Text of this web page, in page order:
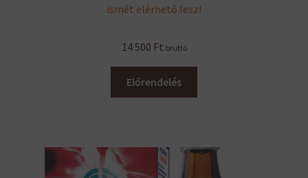
ismét elérhető lesz!
14 500 Ft bruttó
Előrendelés